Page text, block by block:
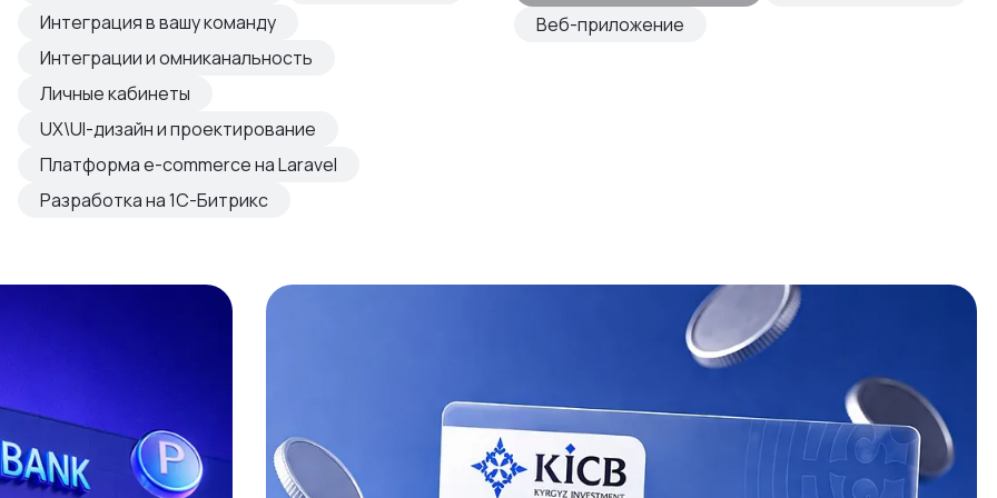
Интеграция в вашу команду
Интеграции и омниканальность
Личные кабинеты
UX\UI-дизайн и проектирование
Платформа e-commerce на Laravel
Разработка на 1С-Битрикс
Веб-приложение